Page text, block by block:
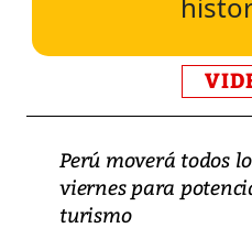
Perú moverá todos
viernes para
turismo